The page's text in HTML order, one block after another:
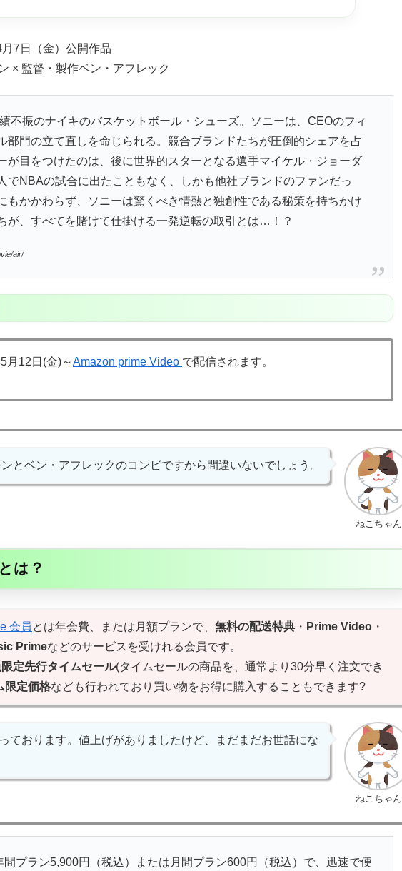
7日（金）公開作品
× 監督・製作ベン・アフレック
不振のナイキのバスケットボール・シューズ。ソニーは、CEOのフィ
部門の立て直しを命じられる。競合ブランドたちが圧倒的シェアを占
が目をつけたのは、後に世界的スターとなる選手マイケル・ジョーダ
NBAの試合に出たこともなく、しかも他社ブランドのファンだっ
もかかわらず、ソニーは驚くべき情熱と独創性である秘策を持ちかけ
が、すべてを賭けて仕掛ける一発逆転の取引とは…！？
air/
月12日(金)～Amazon prime Video で配信されます。
ねこちゃん
とベン・アフレックのコンビですから間違いないでしょう。
は？
会員 とは年会費、または月額プランで、 無料の配送特典 ・ Prime Video ・
Primeなどのサービスを受けれる会員です。
定先行タイムセール(タイムセールの商品を、通常より30分早く注文でき
限定価格なども行われており買い物をお得に購入することもできます?
ねこちゃん
ております。値上げがありましたけど、まだまだお世話にな
プラン5,900円（税込）または月間プラン600円（税込）で、迅速で便